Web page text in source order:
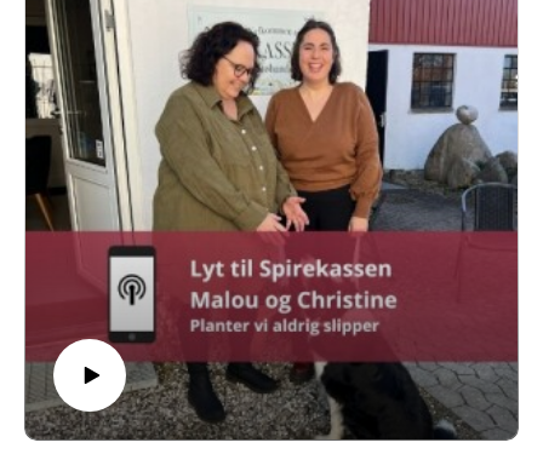
hele!) og går i dybden med netop det her emne.
Så uanset om du er ny i haven eller allerede er godt i gang, så
læn dig tilbage – og glæd dig til en snak om jord, liv, og
hvordan du giver din have den bedste gave overhovedet.
Velkommen til 🌿 Bestil din billet til Åben Frøhandel